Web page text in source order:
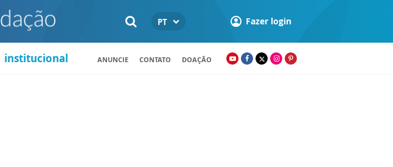
PT Fazer login
institucional ANUNCIE CONTATO DOAÇÃO